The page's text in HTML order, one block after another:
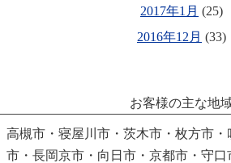
2017年1月 (25)
2016年12月 (33)
お客様の主な地
高槻市・寝屋川市・茨木市・枚方市
市・長岡京市・向日市・京都市・守口